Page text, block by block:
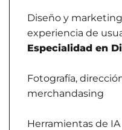
Diseño y
experiencia de
Especialidad en
Fotografía,
merchandasing
Herramientas de IA